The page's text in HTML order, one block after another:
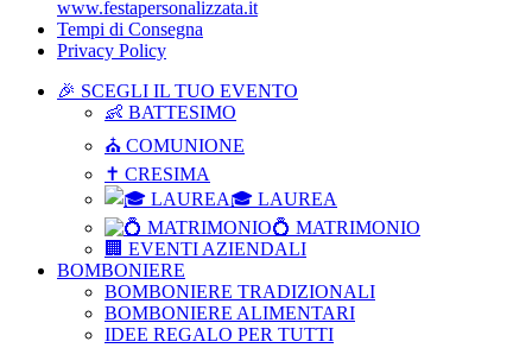
www.festapersonalizzata.it
Tempi di Consegna
Privacy Policy
🎉 SCEGLI IL TUO EVENTO
👶 BATTESIMO
⛪ COMUNIONE
✝ CRESIMA
🎓 LAUREA
💍 MATRIMONIO
🏢 EVENTI AZIENDALI
BOMBONIERE
BOMBONIERE TRADIZIONALI
BOMBONIERE ALIMENTARI
IDEE REGALO PER TUTTI